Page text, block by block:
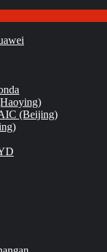
(Beijing)